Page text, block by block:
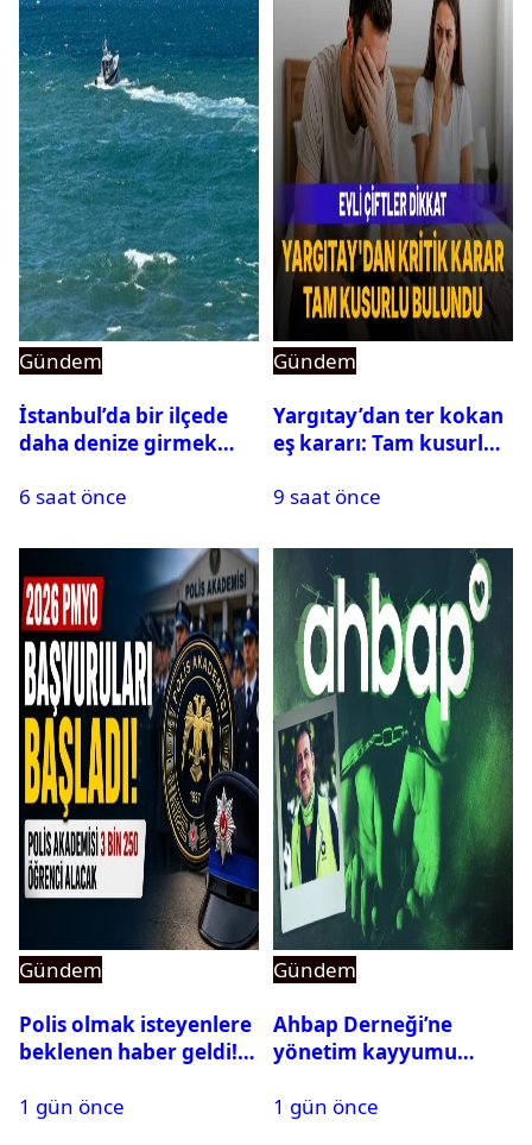
Gündem
İstanbul’da bir ilçede
daha denize girmek
6 saat önce
Gündem
Yargıtay’dan ter kokan
eş kararı: Tam kusurlu
9 saat önce
Gündem
Polis olmak isteyenlere
beklenen haber geldi!
1 gün önce
Gündem
Ahbap Derneği’ne
yönetim kayyumu
açıldı
1 gün önce